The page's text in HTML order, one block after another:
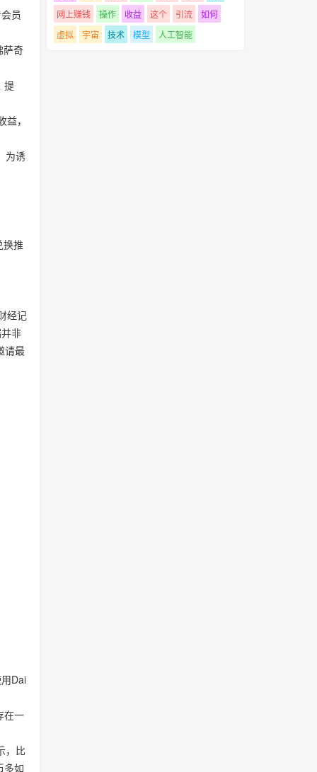
员
萨奇
提
，
为诱
换推
经记
非
请最
Dai
在一
，比
多如
网上赚钱
操作 收益 这个 引流
如何
虚拟
宇宙 技术 模型 人工智能